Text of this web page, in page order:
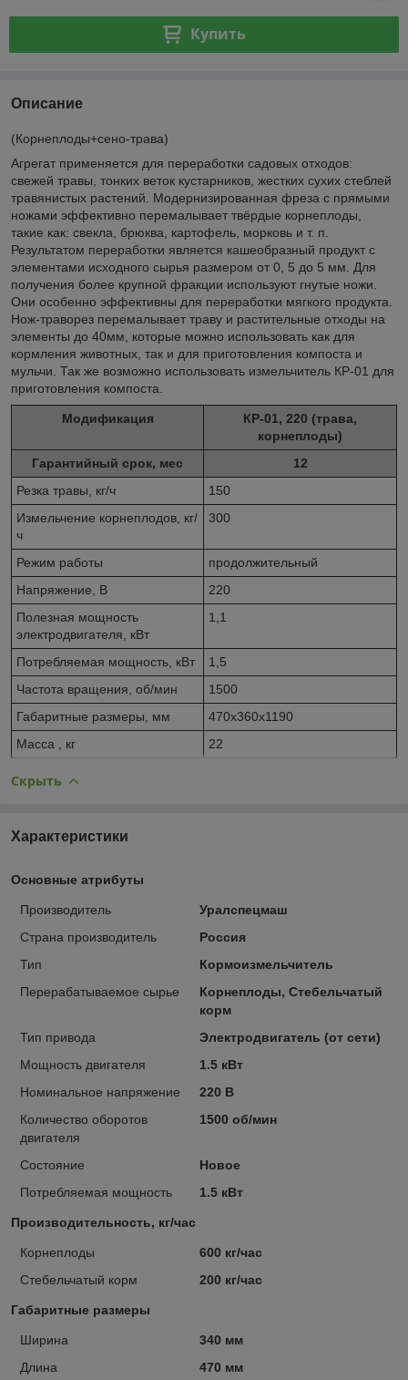
Купить
Описание
(Корнеплоды+сено-трава)
Агрегат применяется для переработки садовых отходов:
свежей травы, тонких веток кустарников, жестких сухих стеблей
травянистых растений. Модернизированная фреза с прямыми
ножами эффективно перемалывает твёрдые корнеплоды,
такие как: свекла, брюква, картофель, морковь и т. п.
Результатом переработки является кашеобразный продукт с
элементами исходного сырья размером от 0, 5 до 5 мм. Для
получения более крупной фракции используют гнутые ножи.
Они особенно эффективны для переработки мягкого продукта.
Нож-траворез перемалывает траву и растительные отходы на
элементы до 40мм, которые можно использовать как для
кормления животных, так и для приготовления компоста и
мульчи. Так же возможно использовать измельчитель КР-01 для
приготовления компоста.
Модификация
КР-01, 220 (трава,
корнеплоды)
Гарантийный cрок, мес
12
Резка травы, кг/ч
150
Измельчение корнеплодов, кг/
ч
300
Режим работы
продолжительный
Напряжение, В
220
Полезная мощность
электродвигателя, кВт
1,1
Потребляемая мощность, кВт
1,5
Частота вращения, об/мин
1500
Габаритные размеры, мм
470x360x1190
Масса , кг
22
Скрыть
Характеристики
Основные атрибуты
Производитель
Уралспецмаш
Страна производитель
Россия
Тип
Кормоизмельчитель
Перерабатываемое сырье
Корнеплоды, Стебельчатый
корм
Тип привода
Электродвигатель (от сети)
Мощность двигателя
1.5 кВт
Номинальное напряжение
220 В
Количество оборотов
двигателя
1500 об/мин
Состояние
Новое
Потребляемая мощность
1.5 кВт
Производительность, кг/час
Корнеплоды
600 кг/час
Стебельчатый корм
200 кг/час
Габаритные размеры
Ширина
340 мм
Длина
470 мм